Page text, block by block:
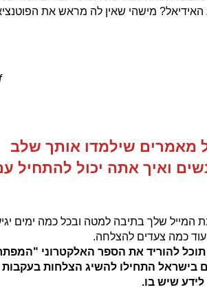
מישהי שאין לה מראש את
מאמרים שילמדו אותך שלב
ואיך אתה יכול להתחיל
שלך בתיבה למטה ובכל כמה ימים
כמה צעדים להצלחה.
להוריד את הספר האלקטרוני
התחילו להשיג הצלחות בעקבות
שיש בו.